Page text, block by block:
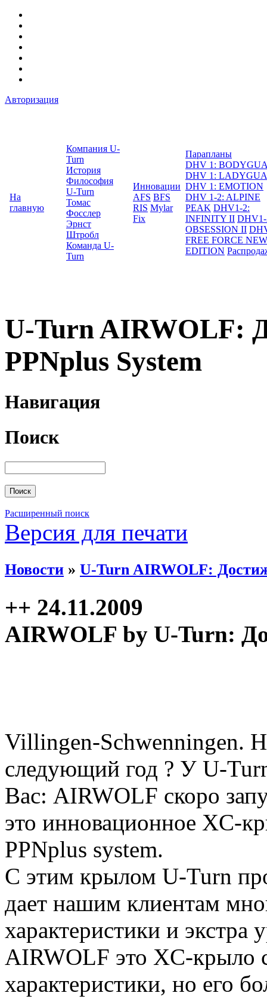
Авторизация
На
главную
Компания U-
Turn
История
Философия
U-Turn
Томас
Фосслер
Эрнст
Штробл
Команда U-
Turn
Инновации
AFS BFS
RIS Mylar
Fix
Парапланы
DHV 1:
DHV 1:
DHV 1: EMOTION
DHV 1-2: ALPINE
PEAK DHV1-2:
INFINITY II
OBSESSION II
FREE FORCE NEW
EDITION
U-Turn AIRWOLF:
PPNplus System
Навигация
Поиск
Расширенный поиск
Версия для печати
Новости » U-Turn AIRWOLF:
++ 24.11.2009
AIRWOLF by U-Turn:
Villingen-Schwenningen.
следующий год ? У U-
Вас: AIRWOLF скоро
это инновационное XC-
PPNplus system.
С этим крылом U-Turn
дает нашим клиентам
характеристики и экстра
AIRWOLF это XC-крыло
характеристики, но его